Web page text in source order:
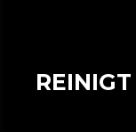
REINIGT SCHNELLER ALS JE